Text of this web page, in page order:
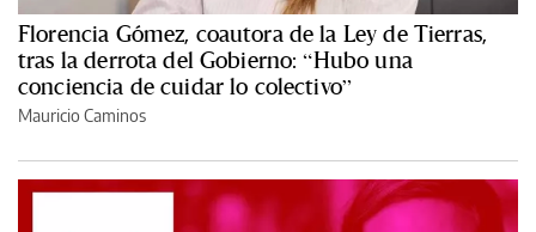
Florencia Gómez, coautora de la Ley de Tierras,
tras la derrota del Gobierno: “Hubo una
conciencia de cuidar lo colectivo”
Mauricio Caminos